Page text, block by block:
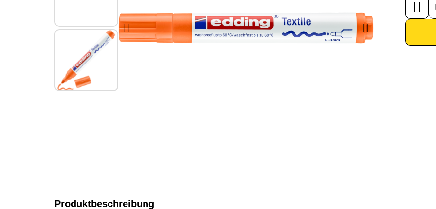
Produktbeschreibung